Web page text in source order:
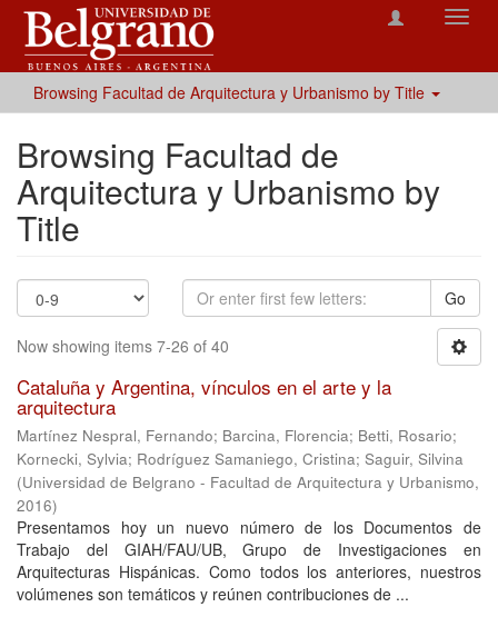
Browsing Facultad de Arquitectura y Urbanismo by Title
Browsing Facultad de
Arquitectura y Urbanismo by
Title
Go
Now showing items 7-26 of 40
Cataluña y Argentina, vínculos en el arte y la
arquitectura
Martínez Nespral, Fernando; Barcina, Florencia; Betti, Rosario;
Kornecki, Sylvia; Rodríguez Samaniego, Cristina; Saguir, Silvina
(Universidad de Belgrano - Facultad de Arquitectura y Urbanismo,
2016)
Presentamos hoy un nuevo número de los Documentos de
Trabajo del GIAH/FAU/UB, Grupo de Investigaciones en
Arquitecturas Hispánicas. Como todos los anteriores, nuestros
volúmenes son temáticos y reúnen contribuciones de ...